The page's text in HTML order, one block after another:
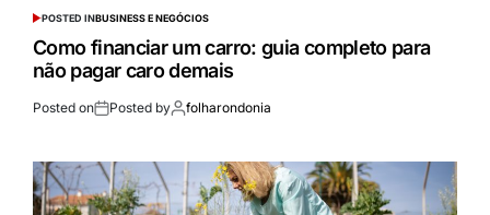
POSTED INBUSINESS E NEGÓCIOS
Como financiar um carro: guia completo para
não pagar caro demais
Posted on Posted by folharondonia